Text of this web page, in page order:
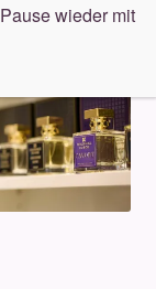
öffnen
wieder mit